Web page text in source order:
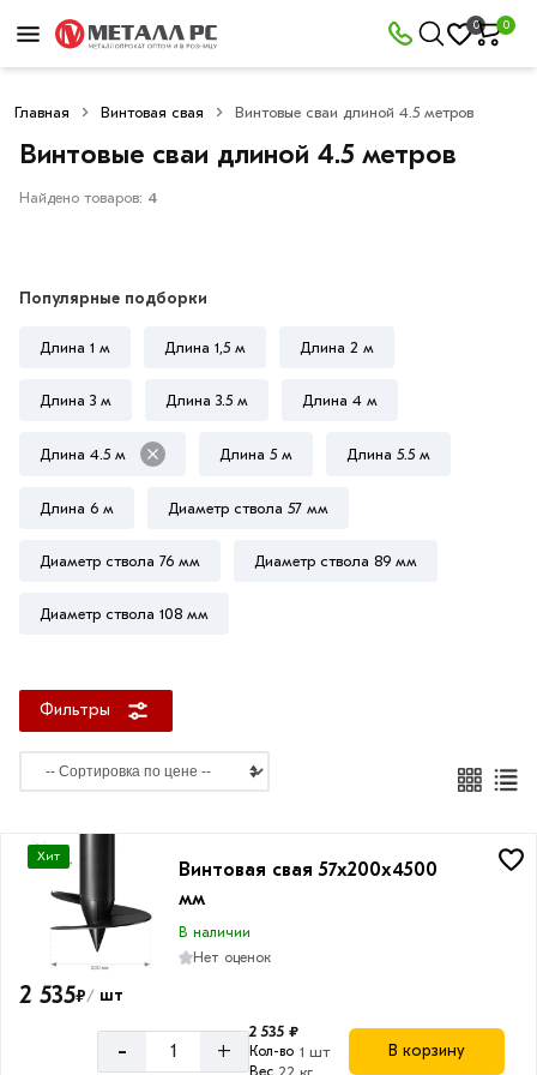
0 0
Главная Винтовая свая Винтовые сваи длиной 4.5 метров
Винтовые сваи длиной 4.5 метров
Найдено товаров: 4
Популярные подборки
Длина 1 м Длина 1,5 м Длина 2 м
Длина 3 м Длина 3.5 м Длина 4 м
Длина 4.5 м Длина 5 м Длина 5.5 м
Длина 6 м Диаметр ствола 57 мм
Диаметр ствола 76 мм Диаметр ствола 89 мм
Диаметр ствола 108 мм
Фильтры
Фильтры
×
Со
скидкой
руб.
—
Длина
4,5
57
76
89
мм
108
Диаметр
Хит
Винтовая свая 57х200х4500
мм
В наличии
Нет оценок
2 535₽/ шт
- +
2 535 ₽
Кол-во 1 шт
Вес
В корзину